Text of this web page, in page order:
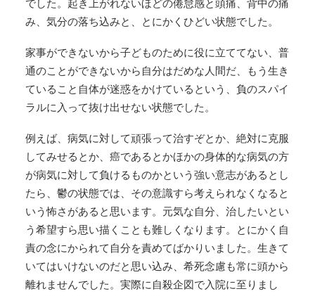
でした。起き上がれないほどの倦怠感と頭痛、 背中の痛
み、気分の落ち込みと、とにかくひどい状態でした。
家事ができないから子どものために役に立ててない、普
通のことができないから自分はだめな人間だ、もう生き
ていること自体が迷惑をかけているという、負のスパイ
ラルに入って抜け出せない状態でした。
例えば、病気に対して頑張って治すぞとか、絶対に克服
してみせるとか、癌であるとかほかの身体的な病気の方
が病気に対して負けるものかという強い意志があるとし
たら、鬱の状態では、その意識すら考えられなくなると
いう怖さがあると思います。元気な自分、治したいとい
う希望すら思い描くことも難しくなります。とにかく自
責の念にかられて自分を責めてばかりいました。生きて
いてはいけないのだと思い込み、希死念慮も常に頭から
離れませんでした。実際に自殺企図で入院に至りまし